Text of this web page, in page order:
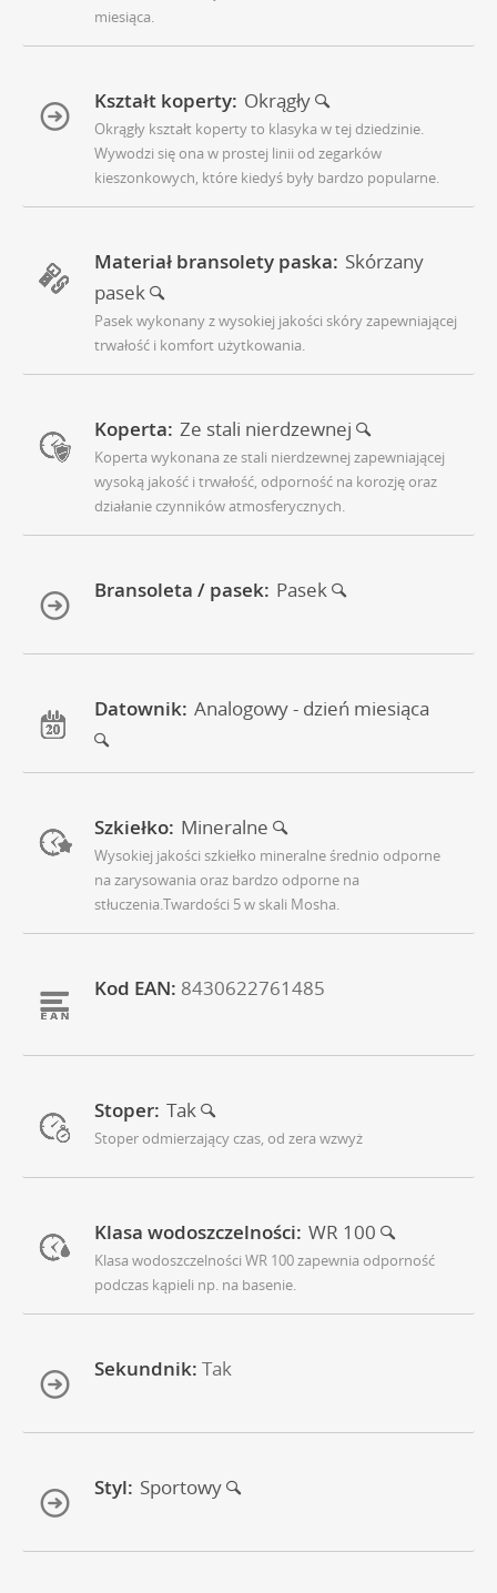
miesiąca.
Kształt koperty: Okrągły
Okrągły kształt koperty to klasyka w tej dziedzinie.
Wywodzi się ona w prostej linii od zegarków
kieszonkowych, które kiedyś były bardzo popularne.
Materiał bransolety paska: Skórzany
pasek
Pasek wykonany z wysokiej jakości skóry zapewniającej
trwałość i komfort użytkowania.
Koperta: Ze stali nierdzewnej
Koperta wykonana ze stali nierdzewnej zapewniającej
wysoką jakość i trwałość, odporność na korozję oraz
działanie czynników atmosferycznych.
Bransoleta / pasek: Pasek
Datownik: Analogowy - dzień miesiąca
Szkiełko: Mineralne
Wysokiej jakości szkiełko mineralne średnio odporne
na zarysowania oraz bardzo odporne na
stłuczenia.Twardości 5 w skali Mosha.
Kod EAN: 8430622761485
Stoper: Tak
Stoper odmierzający czas, od zera wzwyż
Klasa wodoszczelności: WR 100
Klasa wodoszczelności WR 100 zapewnia odporność
podczas kąpieli np. na basenie.
Sekundnik: Tak
Styl: Sportowy